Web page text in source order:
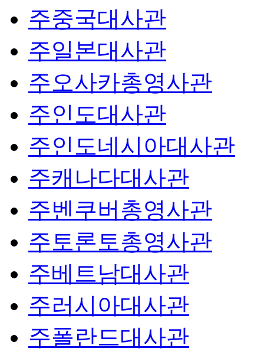
주중국대사관
주일본대사관
주오사카총영사관
주인도대사관
주인도네시아대사관
주캐나다대사관
주벤쿠버총영사관
주토론토총영사관
주베트남대사관
주러시아대사관
주폴란드대사관